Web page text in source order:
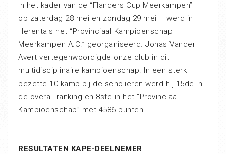
In het kader van de “Flanders Cup Meerkampen” –
op zaterdag 28 mei en zondag 29 mei – werd in
Herentals het “Provinciaal Kampioenschap
Meerkampen A.C.” georganiseerd. Jonas Vander
Avert vertegenwoordigde onze club in dit
multidisciplinaire kampioenschap. In een sterk
bezette 10-kamp bij de scholieren werd hij 15de in
de overall-ranking en 8ste in het “Provinciaal
Kampioenschap” met 4586 punten.
RESULTATEN KAPE-DEELNEMER